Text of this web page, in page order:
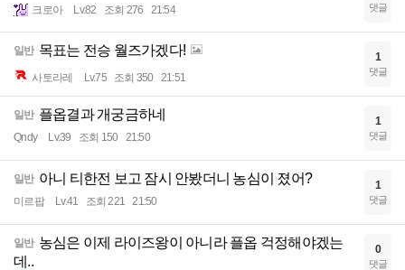
크로아 Lv.82 조회 276 21:54 댓글
일반 목표는 전승 월즈가겠다!
사토라레 Lv.75 조회 350 21:51
1
댓글
일반 플옵결과 개궁금하네
Qndy Lv.39 조회 150 21:50
1
댓글
일반 아니 티한전 보고 잠시 안봤더니 농심이 졌어?
미르팝 Lv.41 조회 221 21:50
1
댓글
일반 농심은 이제 라이즈왕이 아니라 플옵 걱정해야겠는
데..
0
댓글